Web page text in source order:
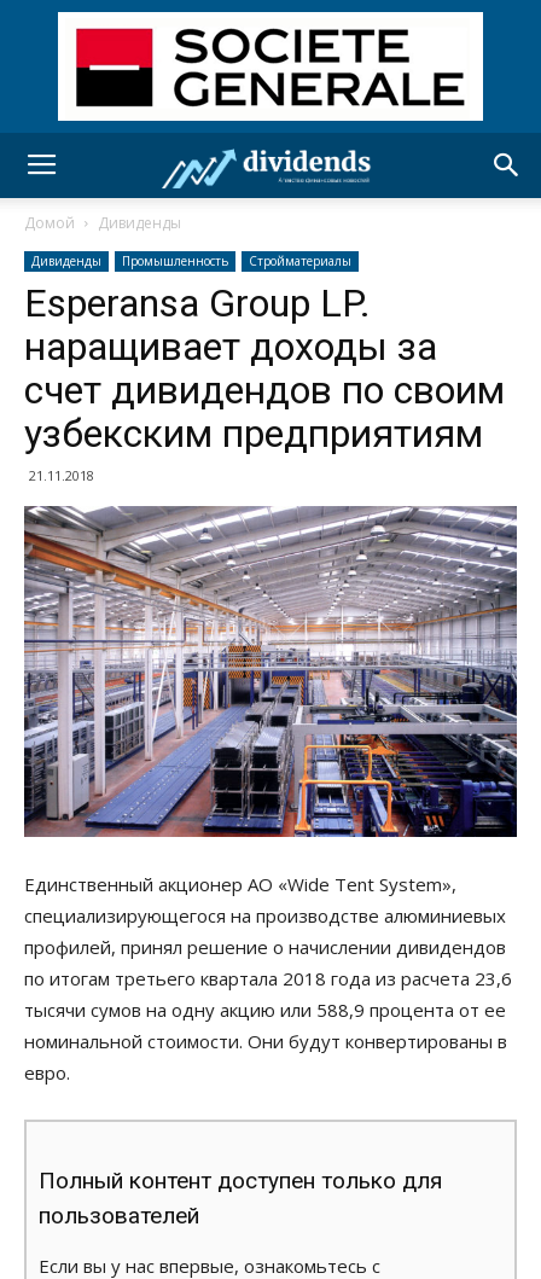
Домой Дивиденды
Дивиденды Промышленность Стройматериалы
Esperansa Group LP.
наращивает доходы за
счет дивидендов по своим
узбекским предприятиям
21.11.2018
Единственный акционер АО «Wide Tent System»,
специализирующегося на производстве алюминиевых
профилей, принял решение о начислении дивидендов
по итогам третьего квартала 2018 года из расчета 23,6
тысячи сумов на одну акцию или 588,9 процента от ее
номинальной стоимости. Они будут конвертированы в
евро.
Полный контент доступен только для
пользователей
Если вы у нас впервые, ознакомьтесь с